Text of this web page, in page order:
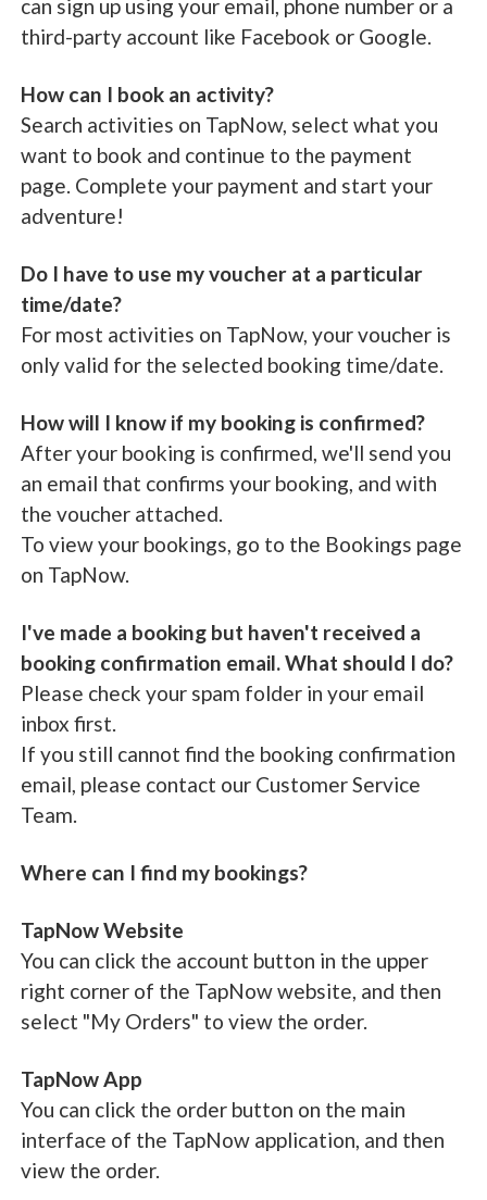
can sign up using your email, phone number or a
third-party account like Facebook or Google.
How can I book an activity?
Search activities on TapNow, select what you
want to book and continue to the payment
page. Complete your payment and start your
adventure!
Do I have to use my voucher at a particular
time/date?
For most activities on TapNow, your voucher is
only valid for the selected booking time/date.
How will I know if my booking is confirmed?
After your booking is confirmed, we'll send you
an email that confirms your booking, and with
the voucher attached.
To view your bookings, go to the Bookings page
on TapNow.
I've made a booking but haven't received a
booking confirmation email. What should I do?
Please check your spam folder in your email
inbox first.
If you still cannot find the booking confirmation
email, please contact our Customer Service
Team.
Where can I find my bookings?
TapNow Website
You can click the account button in the upper
right corner of the TapNow website, and then
select "My Orders" to view the order.
TapNow App
You can click the order button on the main
interface of the TapNow application, and then
view the order.